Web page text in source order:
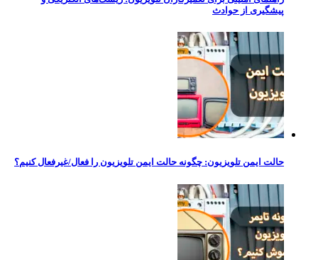
پیشگیری از حوادث
حالت ایمن تلویزیون: چگونه حالت ایمن تلویزیون را فعال/غیرفعال کنیم؟